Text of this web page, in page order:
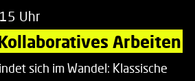
Uhr
Arbeiten
sich im Wandel: Klassische